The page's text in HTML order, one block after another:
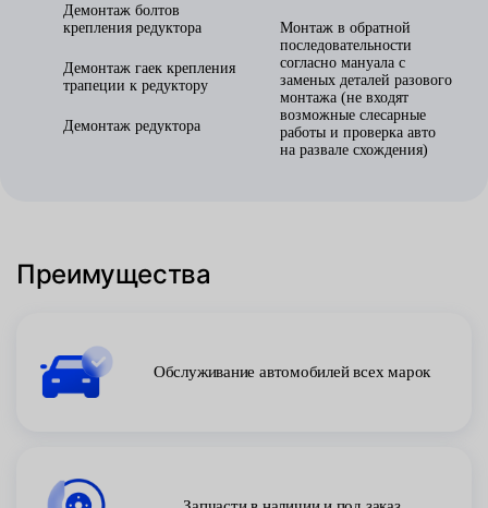
Демонтаж болтов
крепления редуктора
Демонтаж гаек крепления
трапеции к редуктору
Демонтаж редуктора
Монтаж в обратной
последовательности
согласно мануала с
заменых деталей разового
монтажа (не входят
возможные слесарные
работы и проверка авто
на развале схождения)
Преимущества
Обслуживание автомобилей всех марок